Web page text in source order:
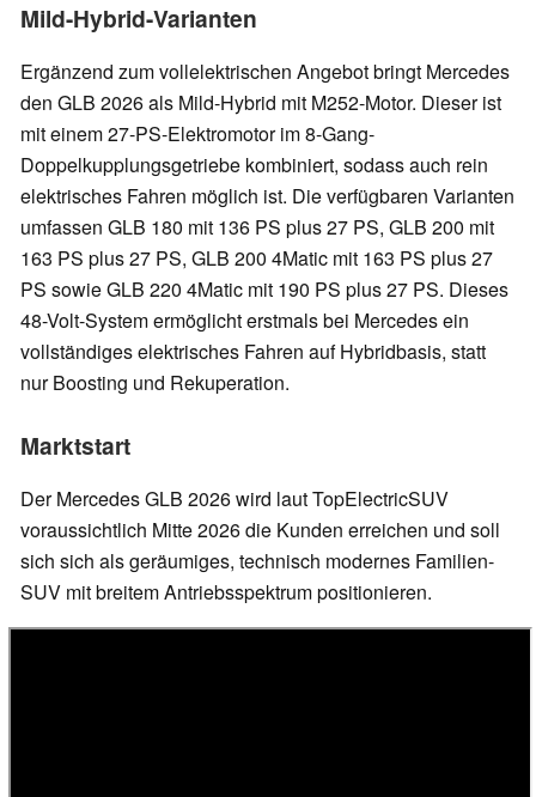
Mild-Hybrid-Varianten
Ergänzend zum vollelektrischen Angebot bringt Mercedes
den GLB 2026 als Mild-Hybrid mit M252-Motor. Dieser ist
mit einem 27-PS-Elektromotor im 8-Gang-
Doppelkupplungsgetriebe kombiniert, sodass auch rein
elektrisches Fahren möglich ist. Die verfügbaren Varianten
umfassen GLB 180 mit 136 PS plus 27 PS, GLB 200 mit
163 PS plus 27 PS, GLB 200 4Matic mit 163 PS plus 27
PS sowie GLB 220 4Matic mit 190 PS plus 27 PS. Dieses
48-Volt-System ermöglicht erstmals bei Mercedes ein
vollständiges elektrisches Fahren auf Hybridbasis, statt
nur Boosting und Rekuperation.
Marktstart
Der Mercedes GLB 2026 wird laut TopElectricSUV
voraussichtlich Mitte 2026 die Kunden erreichen und soll
sich sich als geräumiges, technisch modernes Familien-
SUV mit breitem Antriebsspektrum positionieren.